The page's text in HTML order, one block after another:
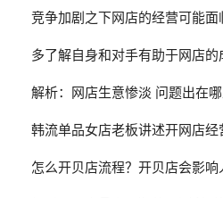
竞争加剧之下网店的经营可能面
多了解自身和对手有助于网店的
解析：网店生意惨淡 问题出在哪
韩流单品女店老板讲述开网店经
怎么开贝店流程？开贝店会影响